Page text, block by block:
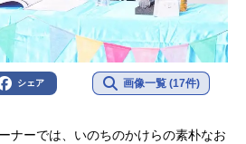
シェア 画像一覧 (17件)
ナーでは、いのちのかけらの素朴なお